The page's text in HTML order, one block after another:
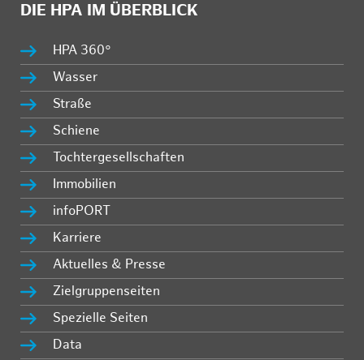
DIE HPA IM ÜBERBLICK
HPA 360°
Wasser
Straße
Schiene
Tochtergesellschaften
Immobilien
infoPORT
Karriere
Aktuelles & Presse
Zielgruppenseiten
Spezielle Seiten
Data